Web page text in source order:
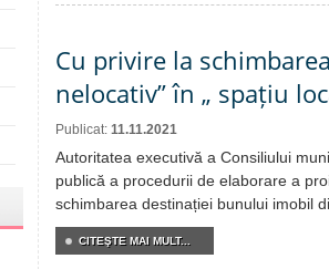
Cu privire la
nelocativ” în „ spațiu
Publicat: 11.11.2021
Autoritatea executivă a Consiliului
publică a procedurii de elaborare a
schimbarea destinației bunului imobil
CITEŞTE MAI MULT...